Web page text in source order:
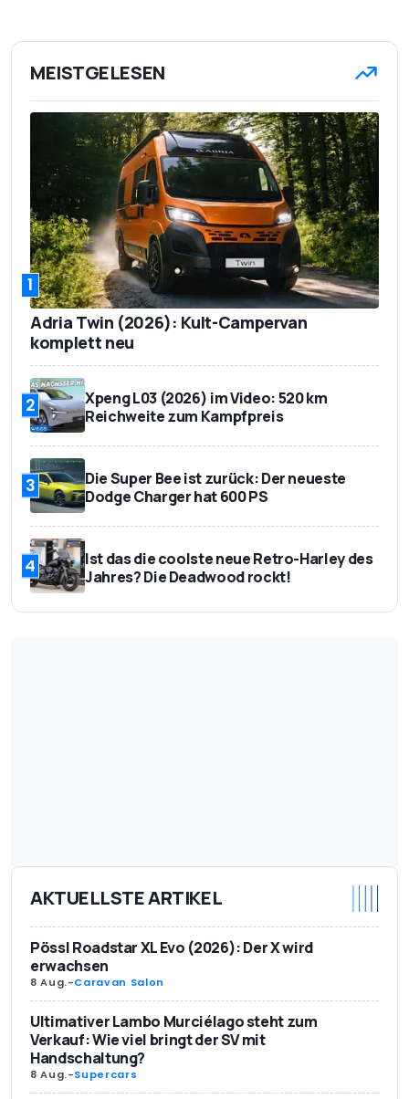
MEISTGELESEN
1
Adria Twin (2026): Kult-Campervan
komplett neu
2
Xpeng L03 (2026) im Video: 520 km
Reichweite zum Kampfpreis
3
Die Super Bee ist zurück: Der neueste
Dodge Charger hat 600 PS
4
Ist das die coolste neue Retro-Harley des
Jahres? Die Deadwood rockt!
AKTUELLSTE ARTIKEL
Pössl Roadstar XL Evo (2026): Der X wird
erwachsen
8 Aug.-Caravan Salon
Ultimativer Lambo Murciélago steht zum
Verkauf: Wie viel bringt der SV mit
Handschaltung?
8 Aug.-Supercars